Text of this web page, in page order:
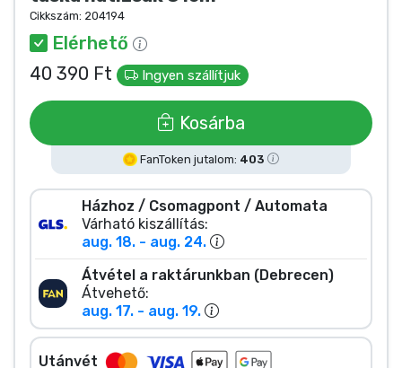
Cikkszám: 204194
Elérhető
40 390 Ft
Ingyen szállítjuk
Kosárba
FanToken jutalom: 403
Házhoz / Csomagpont / Automata
Várható kiszállítás:
aug. 18. - aug. 24.
Átvétel a raktárunkban (Debrecen)
Átvehető:
aug. 17. - aug. 19.
Utánvét
Sportos cuccok
Zenés cuccok
Terméktípusok
Márkák